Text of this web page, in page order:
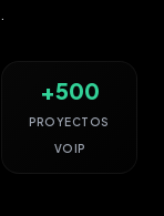
+500
PROYECTOS
VOIP